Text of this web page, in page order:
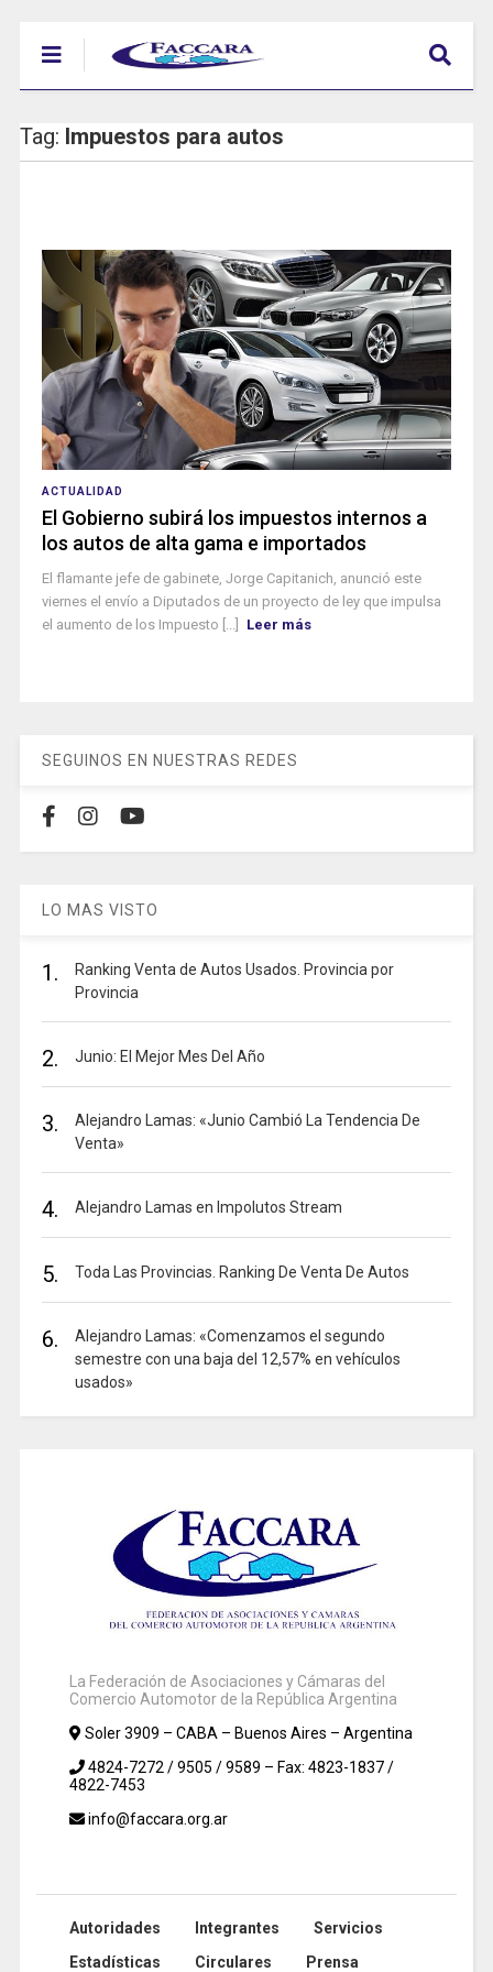
Tag: Impuestos para autos
ACTUALIDAD
El Gobierno subirá los impuestos internos a
los autos de alta gama e importados
El flamante jefe de gabinete, Jorge Capitanich, anunció este
viernes el envío a Diputados de un proyecto de ley que impulsa
el aumento de los Impuesto [...]
Leer más
SEGUINOS EN NUESTRAS REDES
LO MAS VISTO
1.
Ranking Venta de Autos Usados. Provincia por
Provincia
2. Junio: El Mejor Mes Del Año
3.
Alejandro Lamas: «Junio Cambió La Tendencia De
Venta»
4. Alejandro Lamas en Impolutos Stream
5. Toda Las Provincias. Ranking De Venta De Autos
6.
Alejandro Lamas: «Comenzamos el segundo
semestre con una baja del 12,57% en vehículos
usados»
La Federación de Asociaciones y Cámaras del
Comercio Automotor de la República Argentina
Soler 3909 – CABA – Buenos Aires – Argentina
4824-7272 / 9505 / 9589 – Fax: 4823-1837 /
4822-7453
info@faccara.org.ar
Autoridades Integrantes
Servicios
Estadísticas
Circulares Prensa